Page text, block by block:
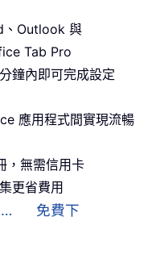
Outlook 與
Tab Pro
鐘內即可完成設定
應用程式間實現流暢
無需信用卡
更省費用
免費下